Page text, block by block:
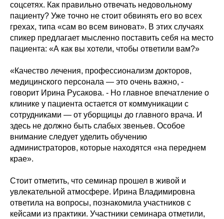
соцсетях. Как правильно отвечать недовольному
пациенту? Уже точно не стоит обвинять его во всех
грехах, типа «сам во всем виноват». В этих случаях
спикер предлагает мысленно поставить себя на место
пациента: «А как вы хотели, чтобы ответили вам?»
«Качество лечения, профессионализм докторов,
медицинского персонала — это очень важно, -
говорит Ирина Русакова. - Но главное впечатление о
клинике у пациента остается от коммуникации с
сотрудниками — от уборщицы до главного врача. И
здесь не должно быть слабых звеньев. Особое
внимание следует уделить обучению
администраторов, которые находятся «на переднем
крае».
Стоит отметить, что семинар прошел в живой и
увлекательной атмосфере. Ирина Владимировна
ответила на вопросы, познакомила участников с
кейсами из практики. Участники семинара отметили,